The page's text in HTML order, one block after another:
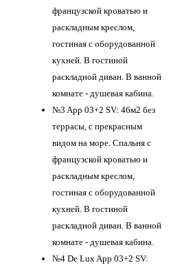
французской кроватью и
раскладным креслом,
гостиная с оборудованной
кухней. В гостиной
раскладной диван. В ванной
комнате - душевая кабина.
№3 App 03+2 SV: 46м2 без
террасы, с прекрасным
видом на море. Спальня с
французской кроватью и
раскладным креслом,
гостиная с оборудованной
кухней. В гостиной
раскладной диван. В ванной
комнате - душевая кабина.
№4 De Lux App 03+2 SV: